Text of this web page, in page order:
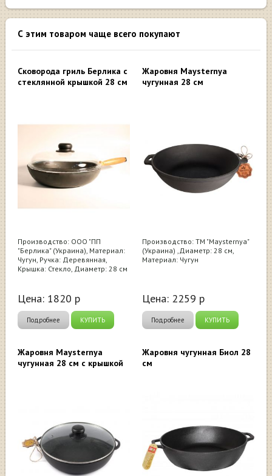
С этим товаром чаще всего покупают
Сковорода гриль Берлика с
стеклянной крышкой 28 см
Производство: ООО "ПП
"Берлика" (Украина), Материал:
Чугун, Ручка: Деревянная,
Крышка: Стекло, Диаметр: 28 см
Цена: 1820 р
Подробнее КУПИТЬ
Жаровня Maysternya
чугунная 28 см
Производство: ТМ "Maysternya"
(Украина) ,Диаметр: 28 см,
Материал: Чугун
Цена: 2259 р
Подробнее КУПИТЬ
Жаровня Maysternya
чугунная 28 см с крышкой
Жаровня чугунная Биол 28
см